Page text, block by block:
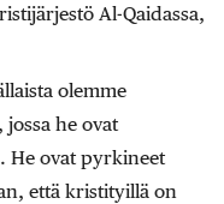
Al-Qaidassa,
olemme
he ovat
He ovat pyrkineet
että kristityillä on